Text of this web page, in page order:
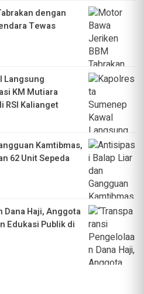
dengan
Tewas
Langsung
KM Mutiara
RSI Kalianget
Kamtibmas,
62 Unit Sepeda
Dana Haji, Anggota
Edukasi Publik di